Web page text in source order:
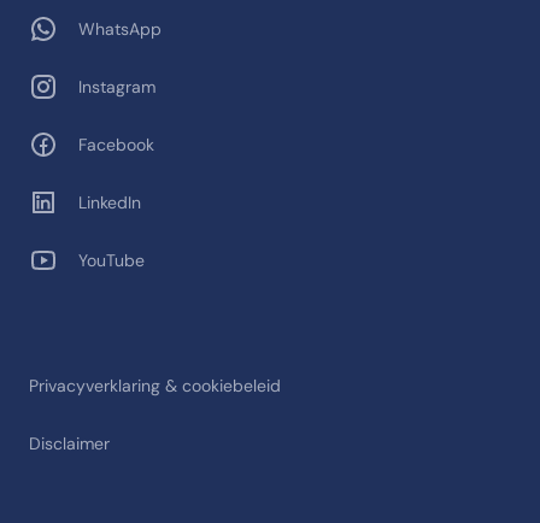
Privacyverklaring & cookiebeleid
Disclaimer
WhatsApp
Instagram
Facebook
LinkedIn
YouTube